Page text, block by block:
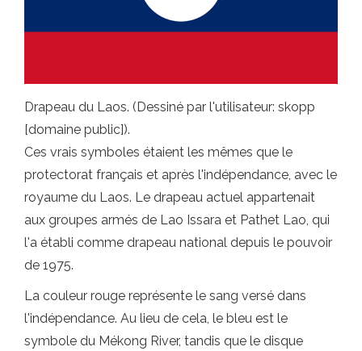
Drapeau du Laos. (Dessiné par l'utilisateur: skopp
[domaine public]).
Ces vrais symboles étaient les mêmes que le
protectorat français et après l'indépendance, avec le
royaume du Laos. Le drapeau actuel appartenait
aux groupes armés de Lao Issara et Pathet Lao, qui
l'a établi comme drapeau national depuis le pouvoir
de 1975.
La couleur rouge représente le sang versé dans
l'indépendance. Au lieu de cela, le bleu est le
symbole du Mékong River, tandis que le disque